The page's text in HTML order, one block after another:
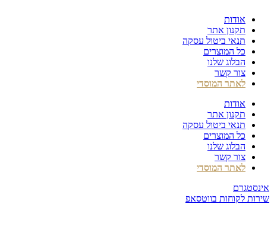
לתוכן
אודות
תקנון אתר
תנאי ביטול עסקה
כל המוצרים
הבלוג שלנו
צור קשר
לאתר המוסדי
אודות
תקנון אתר
תנאי ביטול עסקה
כל המוצרים
הבלוג שלנו
צור קשר
לאתר המוסדי
אינסטגרם
שירות לקוחות בווטסאפ